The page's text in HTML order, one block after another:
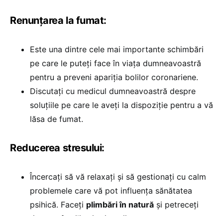
Renunțarea la fumat:
Este una dintre cele mai importante schimbări
pe care le puteți face în viața dumneavoastră
pentru a preveni apariția bolilor coronariene.
Discutați cu medicul dumneavoastră despre
soluțiile pe care le aveți la dispoziție pentru a vă
lăsa de fumat.
Reducerea stresului:
Încercați să vă relaxați și să gestionați cu calm
problemele care vă pot influența sănătatea
psihică. Faceți plimbări în natură și petreceți